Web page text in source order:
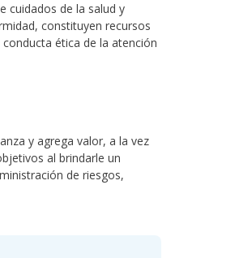
cuidados de la salud y
constituyen recursos
ética de la atención
y agrega valor, a la vez
al brindarle un
de riesgos,